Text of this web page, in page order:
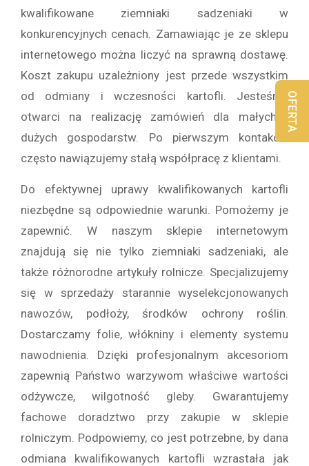
kwalifikowane ziemniaki sadzeniaki w
konkurencyjnych cenach. Zamawiając je ze sklepu
internetowego można liczyć na sprawną dostawę.
Koszt zakupu uzależniony jest przede wszystkim
od odmiany i wczesności kartofli. Jesteśmy
otwarci na realizację zamówień dla małych i
dużych gospodarstw. Po pierwszym kontakcie
często nawiązujemy stałą współpracę z klientami.
Do efektywnej uprawy kwalifikowanych kartofli
niezbędne są odpowiednie warunki. Pomożemy je
zapewnić. W naszym sklepie internetowym
znajdują się nie tylko ziemniaki sadzeniaki, ale
także różnorodne artykuły rolnicze. Specjalizujemy
się w sprzedaży starannie wyselekcjonowanych
nawozów, podłoży, środków ochrony roślin.
Dostarczamy folie, włókniny i elementy systemu
nawodnienia. Dzięki profesjonalnym akcesoriom
zapewnią Państwo warzywom właściwe wartości
odżywcze, wilgotność gleby. Gwarantujemy
fachowe doradztwo przy zakupie w sklepie
rolniczym. Podpowiemy, co jest potrzebne, by dana
odmiana kwalifikowanych kartofli wzrastała jak
OFERTA